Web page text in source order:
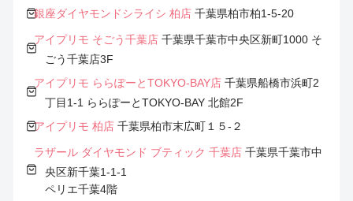
銀座ダイヤモンドシライシ 柏店 千葉県柏市柏1-5-20
アイプリモ そごう千葉店 千葉県千葉市中央区新町1000 そ
ごう千葉店3F
アイプリモ ららぽーとTOKYO-BAY店 千葉県船橋市浜町2
丁目1-1 ららぽーとTOKYO-BAY 北館2F
アイプリモ 柏店 千葉県柏市末広町１５-２
ラザール ダイヤモンド ブティック 千葉店 千葉県千葉市中
央区新千葉1-1-1
ペリエ千葉4階